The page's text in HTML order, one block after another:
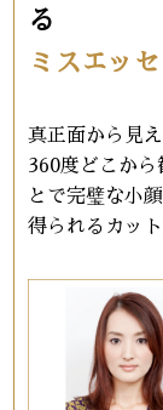
る
ミスエッ
真正面から見
360度どこから
とで完璧な小
得られるカット